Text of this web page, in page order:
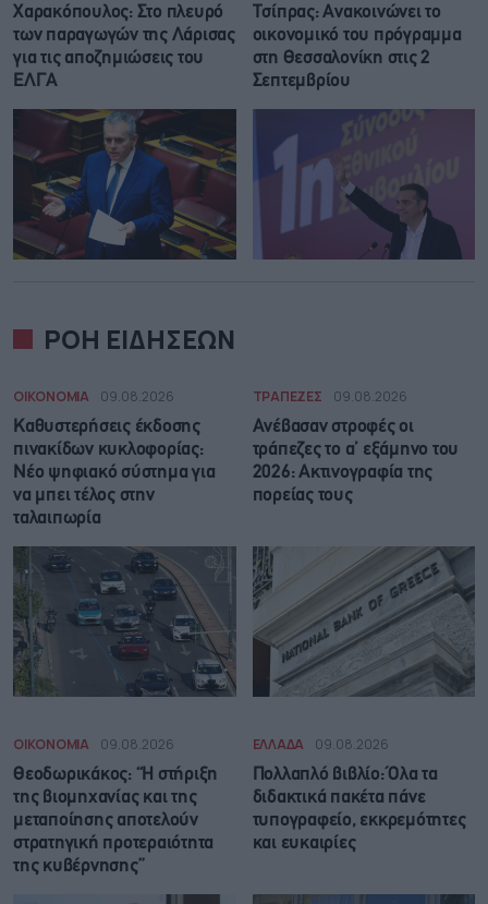
Χαρακόπουλος: Στο πλευρό
των παραγωγών της Λάρισας
για τις αποζημιώσεις του
ΕΛΓΑ
Τσίπρας: Ανακοινώνει το
οικονομικό του πρόγραμμα
στη Θεσσαλονίκη στις 2
Σεπτεμβρίου
ΡΟΗ ΕΙΔΗΣΕΩΝ
ΟΙΚΟΝΟΜΙΑ 09.08.2026
Καθυστερήσεις έκδοσης
πινακίδων κυκλοφορίας:
Νέο ψηφιακό σύστημα για
να μπει τέλος στην
ταλαιπωρία
ΤΡΑΠΕΖΕΣ 09.08.2026
Ανέβασαν στροφές οι
τράπεζες το α’ εξάμηνο του
2026: Ακτινογραφία της
πορείας τους
ΟΙΚΟΝΟΜΙΑ 09.08.2026
Θεοδωρικάκος: “Η στήριξη
της βιομηχανίας και της
μεταποίησης αποτελούν
στρατηγική προτεραιότητα
της κυβέρνησης”
ΕΛΛΑΔΑ 09.08.2026
Πολλαπλό βιβλίο: Όλα τα
διδακτικά πακέτα πάνε
τυπογραφείο, εκκρεμότητες
και ευκαιρίες